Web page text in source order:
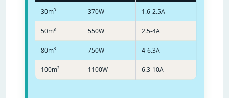
30m³ 370W 1.6-2.5A
50m³ 550W 2.5-4A
80m³ 750W 4-6.3A
100m³ 1100W 6.3-10A